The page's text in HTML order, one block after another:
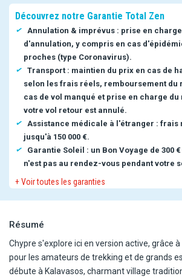
Découvrez notre Garantie Total Zen
Annulation & imprévus : prise en
d'annulation, y compris en cas
proches (type Coronavirus).
Transport : maintien du prix en cas de
selon les frais réels, remboursement du
cas de vol manqué et prise en charge
votre vol retour est annulé.
Assistance médicale à l'étranger : frais
jusqu'à 150 000 €.
Garantie Soleil : un Bon Voyage de 300
n'est pas au rendez-vous pendant votre
+ Voir toutes les garanties
Résumé
Chypre s'explore ici en version active, grâce
pour les amateurs de trekking et de grands
débute à Kalavasos, charmant village